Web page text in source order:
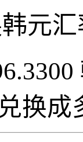
元
换成